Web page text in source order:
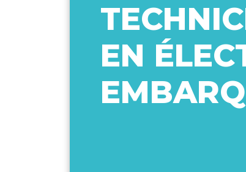
EN